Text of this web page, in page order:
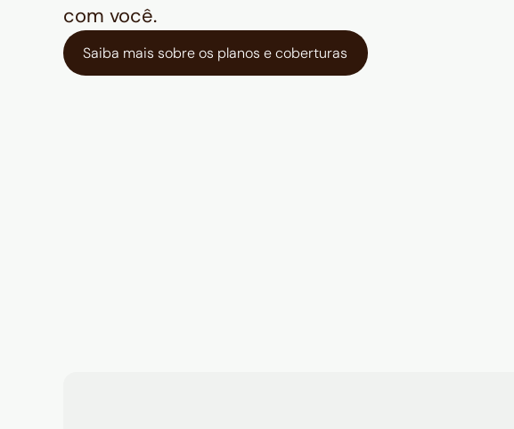
com você.
Saiba mais sobre os planos e coberturas